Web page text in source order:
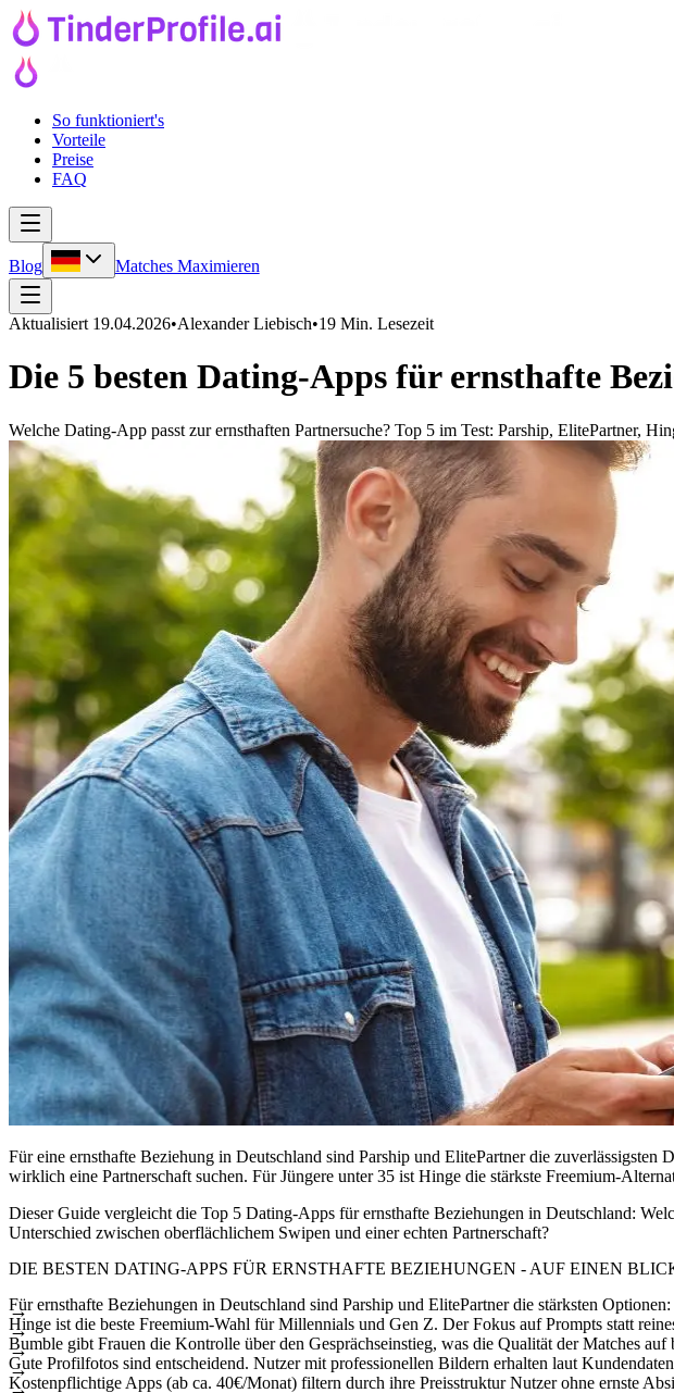
So funktioniert's
Vorteile
Preise
FAQ
Blog Matches Maximieren
Aktualisiert 19.04.2026•Alexander Liebisch•19 Min. Lesezeit
Die 5 besten Dating-Apps für ernsthafte
Welche Dating-App passt zur ernsthaften Partnersuche? Top 5 im Test: Parship, ElitePartner,
Für eine ernsthafte Beziehung in Deutschland sind Parship und ElitePartner die
wirklich eine Partnerschaft suchen. Für Jüngere unter 35 ist Hinge die stärkste Freemium-
Dieser Guide vergleicht die Top 5 Dating-Apps für ernsthafte Beziehungen in Deutschland:
Unterschied zwischen oberflächlichem Swipen und einer echten Partnerschaft?
DIE BESTEN DATING-APPS FÜR ERNSTHAFTE BEZIEHUNGEN - AUF EINEN
Für ernsthafte Beziehungen in Deutschland sind Parship und ElitePartnerdie stärksten
Hinge ist die beste Freemium-Wahl für Millennials und Gen Z. Der Fokus auf Prompts statt
Bumble gibt Frauen die Kontrolle über den Gesprächseinstieg, was die Qualität der Matches auf
Gute Profilfotos sind entscheidend. Nutzer mit professionellen Bildern erhalten laut
Kostenpflichtige Apps (ab ca. 40€/Monat) filtern durch ihre Preisstruktur Nutzer ohne ernste